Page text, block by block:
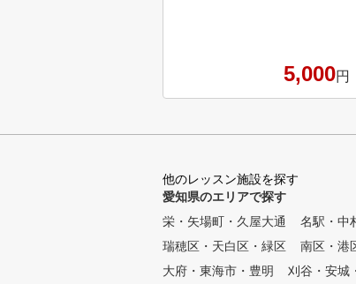
komi/aichi.html#ranking 【ゴルフアカデミーの特徴】 ①
金谷多一郎プロ全監修レッ
タイルに合わせてお好きな
プロインストラクター1名がマン
す。 ④ いつでも快適室内レ
冬は暖かい、紫外線も気にな
ら上級者まで個別のカリキュラ
から） 初心者から中上級者
ラムを作成し、習得度に合わ
5,000円
他のレッスン施設を探す
愛知県のエリアで探す
栄・矢場町・久屋大通
名駅・中
瑞穂区・天白区・緑区
南区・港
大府・東海市・豊明
刈谷・安城